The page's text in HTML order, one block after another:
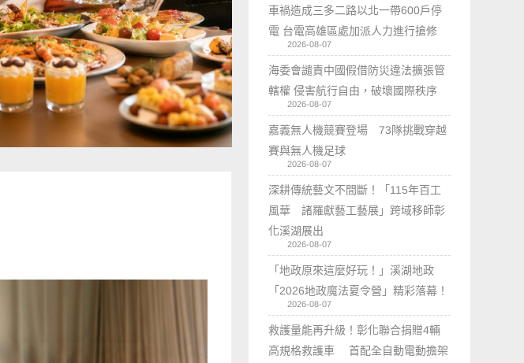
車禍造成三多二路以北一帶600戶停
電 台電高雄區處加派人力進行搶修
2026-08-07
海委會譴責中國假借防災違法擴張管
轄權 侵害航行自由，破壞國際秩序
2026-08-07
嘉義無人機競賽登場 73隊挑戰穿越
賽與無人機足球
2026-08-07
深耕傳統藝文不間斷！「115年百工
風華 諸羅獻藝工藝展」跨域移師彰
化溪湖展出
2026-08-07
「地政原來這麼好玩！」溪湖地政
「2026地政魔法夏令營」精彩落幕！
2026-08-07
救護量能再升級！彰化聯合捐贈4輛
高規格救護車 首配全自動電動擔架